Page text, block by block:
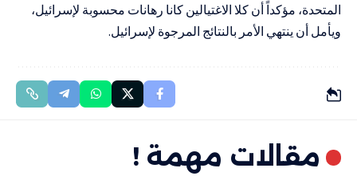
المتحدة، مؤكداً أن كلا الاغتيالين كانا رهانات محسوبة لإسرائيل،
ويأمل أن ينتهي الأمر بالنتائج المرجوة لإسرائيل.
مقالات مهمة !